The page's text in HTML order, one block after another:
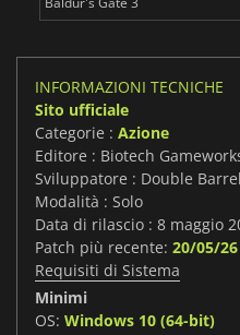
INFORMAZIONI TECNICHE
Sito ufficiale
Categorie : Azione
Editore : Biotech
Sviluppatore : Double
Modalità : Solo
Data di rilascio : 8 maggio
Patch più recente: 20/05/26
Requisiti di Sistema
Minimi
OS: Windows 10 (64-bit)